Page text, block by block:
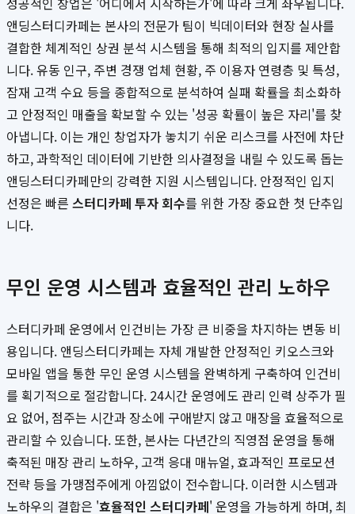
앤딩스터디카페는 본사의 전문가 팀이 빅데이터와 현장 실사를
결합한 체계적인 상권 분석 시스템을 통해 최적의 입지를 제안합
니다. 유동 인구, 주변 경쟁 업체 현황, 주 이용자 연령층 및 특성,
잠재 고객 수요 등을 종합적으로 분석하여 실패 확률을 최소화하
고 안정적인 매출을 확보할 수 있는 '성공 확률이 높은 자리'를 찾
아냅니다. 이는 개인 창업자가 놓치기 쉬운 리스크를 사전에 차단
하고, 과학적인 데이터에 기반한 의사결정을 내릴 수 있도록 돕는
앤딩스터디카페만의 강력한 지원 시스템입니다. 안정적인 입지
선정은 빠른 스터디카페 투자 회수를 위한 가장 중요한 첫 단추입
니다.
무인 운영 시스템과 효율적인 관리 노하우
스터디카페 운영에서 인건비는 가장 큰 비중을 차지하는 변동 비
용입니다. 앤딩스터디카페는 자체 개발한 안정적인 키오스크와
모바일 앱을 통한 무인 운영 시스템을 완벽하게 구축하여 인건비
를 획기적으로 절감합니다. 24시간 운영에도 관리 인력 상주가 필
요 없어, 점주는 시간과 장소에 구애받지 않고 매장을 효율적으로
관리할 수 있습니다. 또한, 본사는 다년간의 직영점 운영을 통해
축적된 매장 관리 노하우, 고객 응대 매뉴얼, 효과적인 프로모션
전략 등을 가맹점주에게 아낌없이 전수합니다. 이러한 시스템과
노하우의 결합은 '효율적인 스터디카페' 운영을 가능하게 하며, 최